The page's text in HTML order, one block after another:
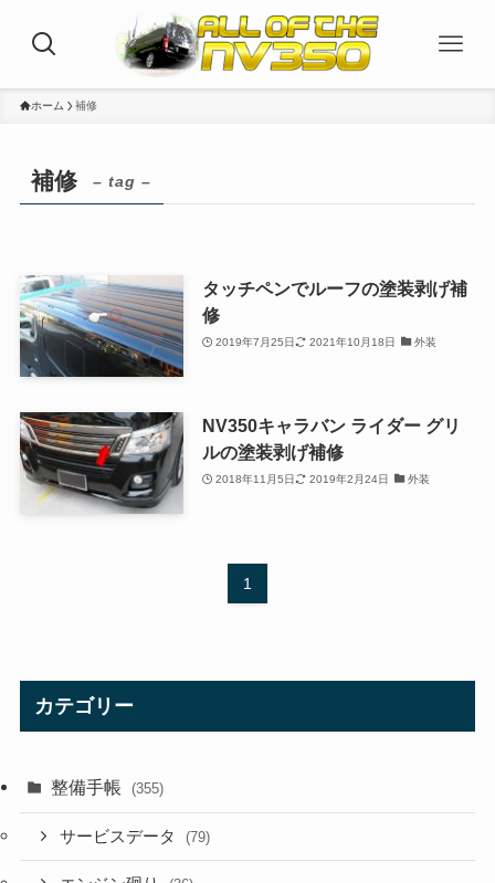
ホーム 補修
補修 – tag –
タッチペンでルーフの塗装剥げ補
修
2019年7月25日 2021年10月18日 外装
NV350キャラバン ライダー グリ
ルの塗装剥げ補修
2018年11月5日 2019年2月24日 外装
1
カテゴリー
整備手帳 (355)
サービスデータ (79)